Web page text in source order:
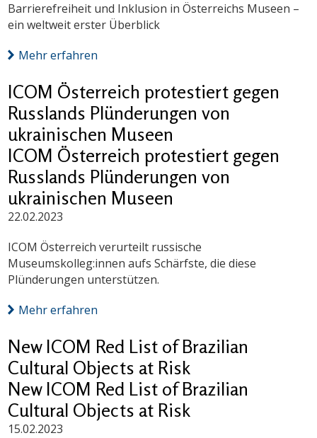
Barrierefreiheit und Inklusion in Österreichs Museen –
ein weltweit erster Überblick
Mehr erfahren
ICOM Österreich protestiert gegen
Russlands Plünderungen von
ukrainischen Museen
ICOM Österreich protestiert gegen
Russlands Plünderungen von
ukrainischen Museen
22.02.2023
ICOM Österreich verurteilt russische
Museumskolleg:innen aufs Schärfste, die diese
Plünderungen unterstützen.
Mehr erfahren
New ICOM Red List of Brazilian
Cultural Objects at Risk
New ICOM Red List of Brazilian
Cultural Objects at Risk
15.02.2023